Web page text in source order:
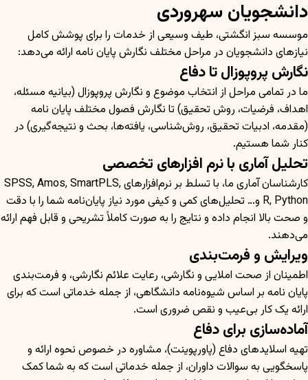
دانشجویان سهروردی
موسسه سبز انگشتی، طیف وسیعی از خدمات را برای پوشش کامل
نیازهای دانشجویان در مراحل مختلف نگارش پایان نامه ارائه می‌دهد:
نگارش پروپوزال تا دفاع
ما در تمامی مراحل از انتخاب موضوع و نگارش پروپوزال (بیانیه مسئله،
اهداف، فرضیات، روش تحقیق) تا نگارش فصول مختلف پایان نامه
(مقدمه، ادبیات تحقیق، روش‌شناسی، یافته‌ها، بحث و نتیجه‌گیری) در
کنار شما هستیم.
تحلیل آماری با نرم افزارهای تخصصی
کارشناسان آماری ما، با تسلط بر نرم‌افزارهای SPSS, Amos, SmartPLS,
R, Python و… تحلیل‌های کمی و کیفی مورد نیاز پایان‌نامه شما را با دقت
و صحت بالا انجام داده و نتایج را به صورت کاملاً تشریحی و قابل فهم ارائه
می‌دهند.
ویرایش و فرمت‌بندی
اطمینان از صحت املایی و نگارشی، رعایت علائم نگارشی، و فرمت‌بندی
پایان نامه بر اساس شیوه‌نامه دانشگاهی، از جمله خدماتی است که برای
ارائه یک کار بی‌عیب و نقص ضروری است.
آماده‌سازی برای دفاع
تهیه اسلاید‌های دفاع (پاورپوینت)، مشاوره در خصوص نحوه ارائه و
پاسخگویی به سوالات داوران، از جمله خدماتی است که به شما کمک